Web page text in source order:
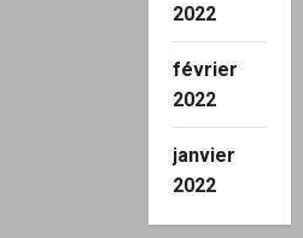
2022
février
2022
janvier
2022